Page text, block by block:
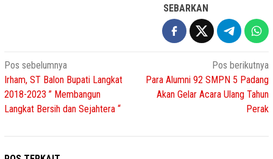
SEBARKAN
Navigasi
pos
Pos sebelumnya
Irham, ST Balon Bupati Langkat
2018-2023 ” Membangun
Langkat Bersih dan Sejahtera “
Pos berikutnya
Para Alumni 92 SMPN 5 Padang
Akan Gelar Acara Ulang Tahun
Perak